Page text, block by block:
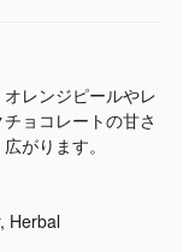
レンジピールやレ
ョコレートの甘さ
がります。
Herbal